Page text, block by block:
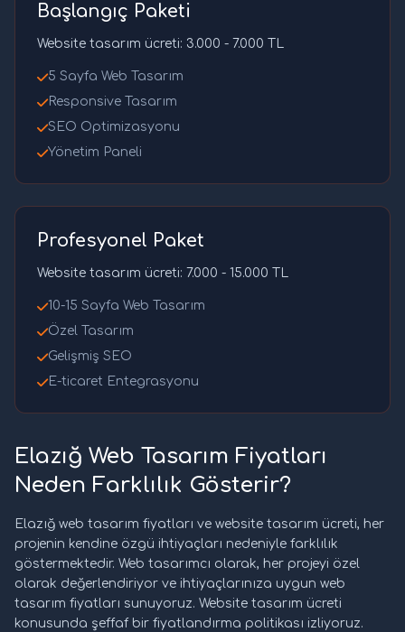
Başlangıç Paketi
Website tasarım ücreti: 3.000 - 7.000 TL
5 Sayfa Web Tasarım
Responsive Tasarım
SEO Optimizasyonu
Yönetim Paneli
Profesyonel Paket
Website tasarım ücreti: 7.000 - 15.000 TL
10-15 Sayfa Web Tasarım
Özel Tasarım
Gelişmiş SEO
E-ticaret Entegrasyonu
Elazığ Web Tasarım Fiyatları
Neden Farklılık Gösterir?
Elazığ web tasarım fiyatları ve website tasarım ücreti, her
projenin kendine özgü ihtiyaçları nedeniyle farklılık
göstermektedir. Web tasarımcı olarak, her projeyi özel
olarak değerlendiriyor ve ihtiyaçlarınıza uygun web
tasarım fiyatları sunuyoruz. Website tasarım ücreti
konusunda şeffaf bir fiyatlandırma politikası izliyoruz.